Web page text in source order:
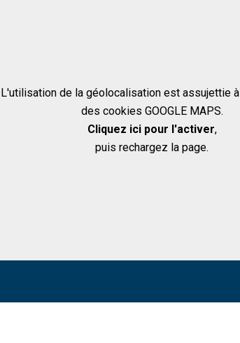
L'utilisation de la géolocalisation est assujettie
des cookies GOOGLE MAPS.
Cliquez ici pour l'activer,
puis rechargez la page.